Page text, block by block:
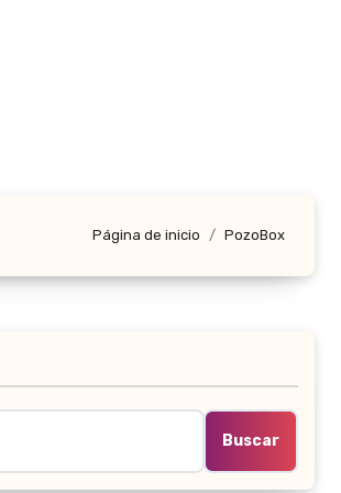
Página de inicio PozoBox
Buscar